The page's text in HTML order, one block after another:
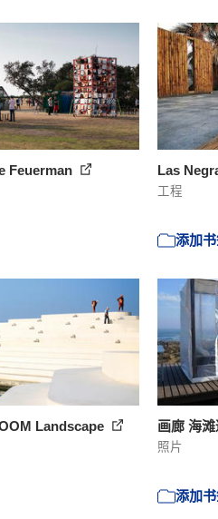
Feuerman Las
工程
添加
Landscape 画廊 海
照片
添加